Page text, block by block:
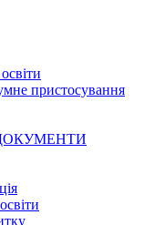
пристосування